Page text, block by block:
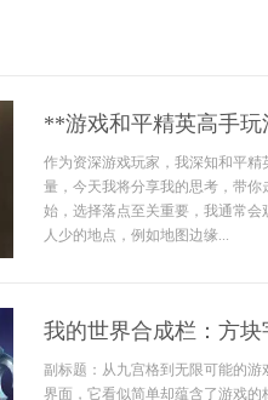
**游戏和平精英高手
作为资深游戏玩家，我深知和平
量，今天我将分享我的思考，带
始，选择落点至关重要，我通常
人少的地点，例如地图边缘...
我的世界合成栏：方
副标题：从九宫格到无限可能的
界面，它看似简单却蕴含了游戏